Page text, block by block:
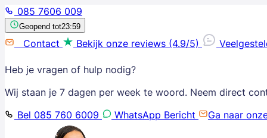
085 7606 009
Geopend tot23:59
Contact Bekijk onze reviews (4.9/5)
Heb je vragen of hulp nodig?
Wij staan je 7 dagen per week te woord. Neem direct
Bel 085 760 6009
WhatsApp Bericht Ga naar